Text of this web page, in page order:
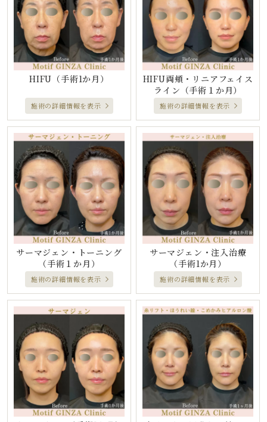
HIFU （手術1か月）
施術の詳細情報を表示
HIFU両頬・リニアフェイス
ライン （手術１か月）
施術の詳細情報を表示
サーマジェン・トーニング
（手術１か月）
施術の詳細情報を表示
サーマジェン・注入治療
（手術1か月）
施術の詳細情報を表示